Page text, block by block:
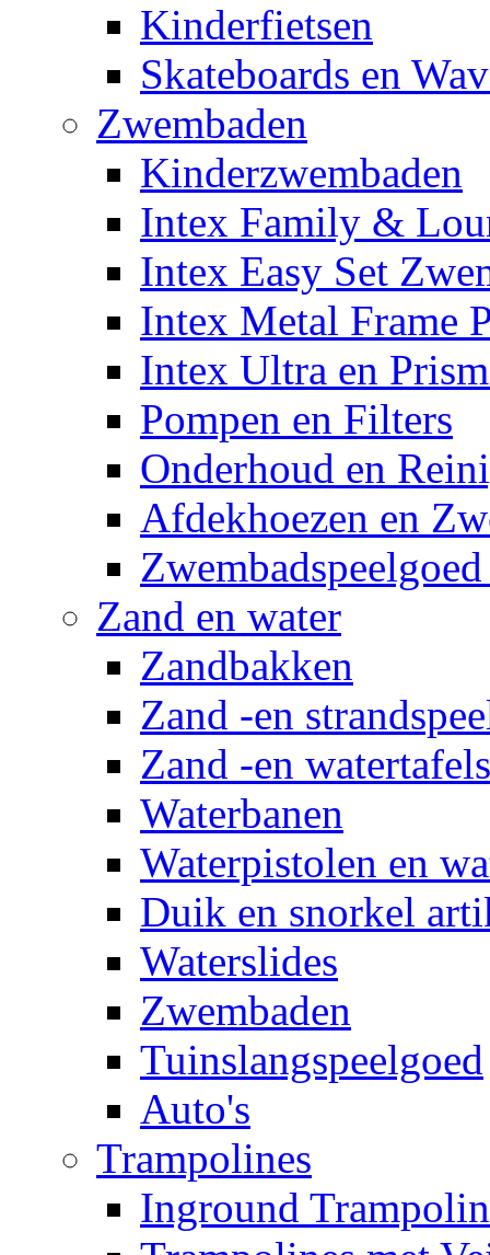
Kinderfietsen
Skateboards en
Zwembaden
Kinderzwembaden
Intex Family &
Intex Easy Set
Intex Metal Frame
Intex Ultra en
Pompen en Filters
Onderhoud en
Afdekhoezen en
Zand en water
Zandbakken
Zand -en
Zand -en watertafels
Waterbanen
Waterpistolen en
Duik en snorkel
Waterslides
Zwembaden
Tuinslangspeelgoed
Auto's
Trampolines
Inground